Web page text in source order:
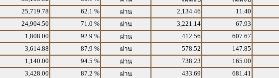
25,719.78 62.1 % ผ่าน 2,134.46 11.40
24,904.50 71.0 % ผ่าน 3,221.14 67.93
1,808.00 92.9 % ผ่าน 412.56 607.67
3,614.88 87.9 % ผ่าน 578.52 147.85
1,140.00 94.5 % ผ่าน 738.23 165.00
3,428.00 87.2 % ผ่าน 433.69 681.41